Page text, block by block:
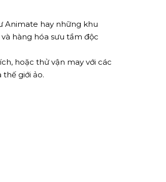
Animate hay những khu
hàng hóa sưu tầm độc
hoặc thử vận may với các
giới ảo.